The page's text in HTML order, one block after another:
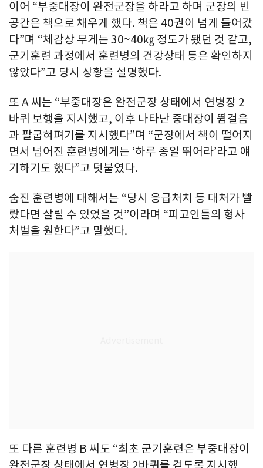
이어 “부중대장이 완전군장을 하라고 하며 군장의 빈
공간은 책으로 채우게 했다. 책은 40권이 넘게 들어갔
다”며 “체감상 무게는 30~40㎏ 정도가 됐던 것 같고,
군기훈련 과정에서 훈련병의 건강상태 등은 확인하지
않았다”고 당시 상황을 설명했다.
또 A 씨는 “부중대장은 완전군장 상태에서 연병장 2
바퀴 보행을 지시했고, 이후 나타난 중대장이 뜀걸음
과 팔굽혀펴기를 지시했다”며 “군장에서 책이 떨어지
면서 넘어진 훈련병에게는 ‘하루 종일 뛰어라’라고 얘
기하기도 했다”고 덧붙였다.
숨진 훈련병에 대해서는 “당시 응급처치 등 대처가 빨
랐다면 살릴 수 있었을 것”이라며 “피고인들의 형사
처벌을 원한다”고 말했다.
또 다른 훈련병 B 씨도 “최초 군기훈련은 부중대장이